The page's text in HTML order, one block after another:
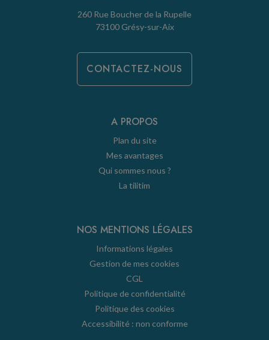
260 Rue Boucher de la Rupelle
73100 Grésy-sur-Aix
CONTACTEZ-NOUS
A PROPOS
Plan du site
Mes avantages
Qui sommes nous ?
La tilitim
NOS MENTIONS LÉGALES
Informations légales
Gestion de mes cookies
CGL
Politique de confidentialité
Politique des cookies
Accessibilité : non conforme